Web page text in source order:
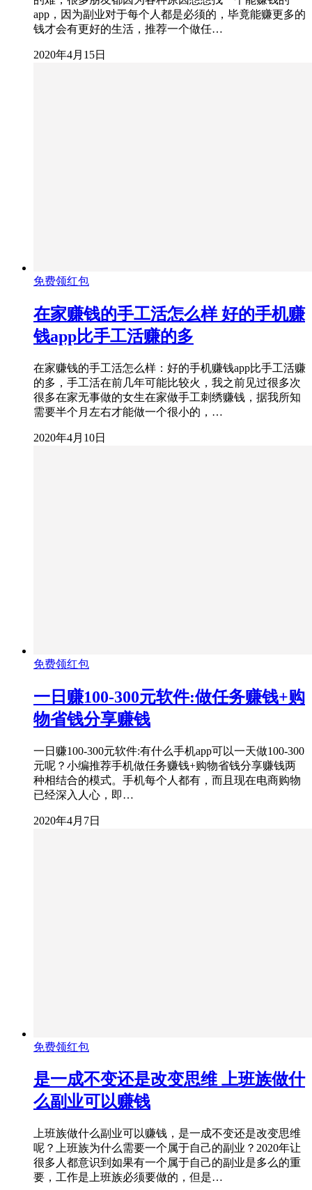
app，因为副业对于每个人都是必须的，毕竟能赚更多的
钱才会有更好的生活，推荐一个做任…
2020年4月15日
免费领红包
在家赚钱的手工活怎么样 好的手机赚
钱app比手工活赚的多
在家赚钱的手工活怎么样：好的手机赚钱app比手工活赚
的多，手工活在前几年可能比较火，我之前见过很多次
很多在家无事做的女生在家做手工刺绣赚钱，据我所知
需要半个月左右才能做一个很小的，…
2020年4月10日
免费领红包
一日赚100-300元软件:做任务赚钱+购
物省钱分享赚钱
一日赚100-300元软件:有什么手机app可以一天做100-300
元呢？小编推荐手机做任务赚钱+购物省钱分享赚钱两
种相结合的模式。手机每个人都有，而且现在电商购物
已经深入人心，即…
2020年4月7日
免费领红包
是一成不变还是改变思维 上班族做什
么副业可以赚钱
上班族做什么副业可以赚钱，是一成不变还是改变思维
呢？上班族为什么需要一个属于自己的副业？2020年让
很多人都意识到如果有一个属于自己的副业是多么的重
要，工作是上班族必须要做的，但是…